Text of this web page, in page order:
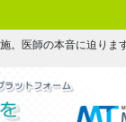
。医師の本音に迫ります